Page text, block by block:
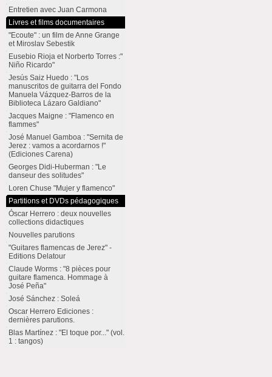
Entretien avec Juan Carmona
Livres et films documentaires
"Ecoute" : un film de Anne Grange
et Miroslav Sebestik
Eusebio Rioja et Norberto Torres :"
Niño Ricardo"
Jesús Saiz Huedo : "Los
manuscritos de guitarra del Fondo
Manuela Vázquez-Barros de la
Biblioteca Lázaro Galdiano"
Jacques Maigne : "Flamenco en
flammes"
José Manuel Gamboa : "Sernita de
Jerez : vamos a acordarnos !"
(Ediciones Carena)
Georges Didi-Huberman : "Le
danseur des solitudes"
Loren Chuse "Mujer y flamenco"
Partitions et DVDs pédagogiques
Óscar Herrero : deux nouvelles
collections didactiques
Nouvelles parutions
"Guitares flamencas de Jerez" -
Editions Delatour
Claude Worms : "8 pièces pour
guitare flamenca. Hommage à
José Peña"
José Sánchez : Soleá
Oscar Herrero Ediciones :
dernières parutions.
Blas Martínez : "El toque por..." (vol.
1 : tangos)